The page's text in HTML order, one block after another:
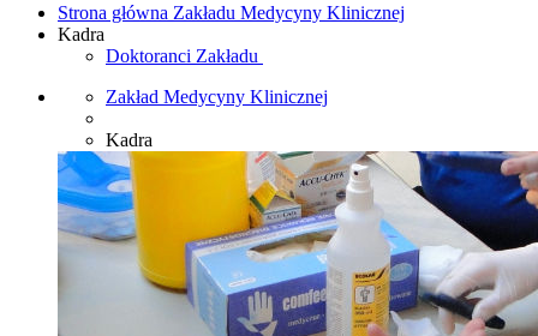
Strona główna Zakładu Medycyny Klinicznej
Kadra
Doktoranci Zakładu
Zakład Medycyny Klinicznej
Kadra